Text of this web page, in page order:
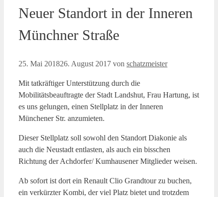
Neuer Standort in der Inneren
Münchner Straße
25. Mai 201826. August 2017 von schatzmeister
Mit tatkräftiger Unterstützung durch die
Mobilitätsbeauftragte der Stadt Landshut, Frau Hartung, ist
es uns gelungen, einen Stellplatz in der Inneren
Münchener Str. anzumieten.
Dieser Stellplatz soll sowohl den Standort Diakonie als
auch die Neustadt entlasten, als auch ein bisschen
Richtung der Achdorfer/ Kumhausener Mitglieder weisen.
Ab sofort ist dort ein Renault Clio Grandtour zu buchen,
ein verkürzter Kombi, der viel Platz bietet und trotzdem